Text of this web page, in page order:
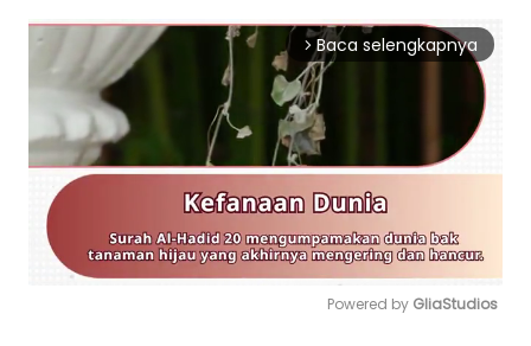
arrow_forward_ios Baca selengkapnya
Powered by GliaStudios